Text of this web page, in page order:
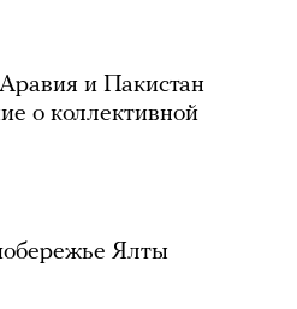
и Пакистан
о коллективной
Ялты